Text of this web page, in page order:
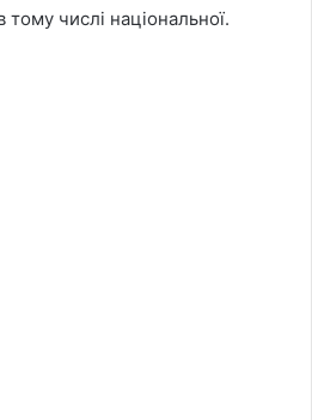
тому числі національної.